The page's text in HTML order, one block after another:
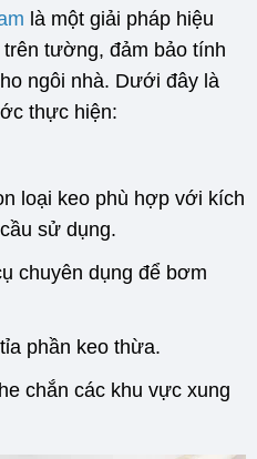
là một giải pháp hiệu
tường, đảm bảo tính
ngôi nhà. Dưới đây là
thực hiện:
loại keo phù hợp với kích
sử dụng.
chuyên dụng để bơm
phần keo thừa.
chắn các khu vực xung